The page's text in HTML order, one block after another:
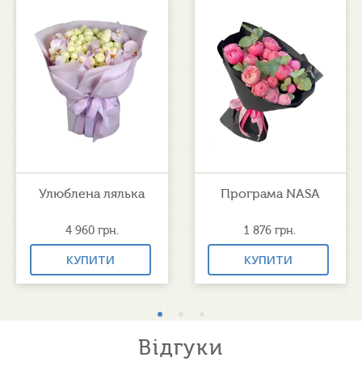
Улюблена лялька
4 960 грн.
КУПИТИ
Програма NASA
1 876грн.
КУПИТИ
Відгуки